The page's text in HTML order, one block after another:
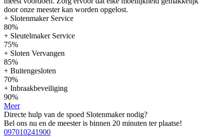
door onze meester kan worden opgelost.
+ Slotenmaker Service
80%
+ Sleutelmaker Service
75%
+ Sloten Vervangen
85%
+ Buitengesloten
70%
+ Inbraakbeveiliging
90%
Meer
Directe hulp van de spoed Slotenmaker nodig?
Bel ons nu en de meester is binnen 20 minuten ter plaatse!
097010241900